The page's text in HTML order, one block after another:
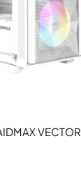
VECTOR